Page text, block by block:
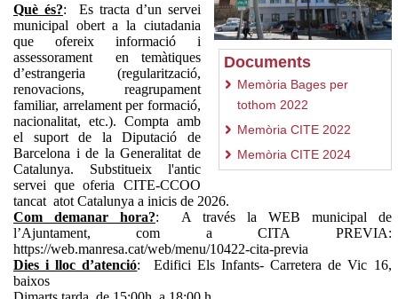
Documents
Memòria Bages per
tothom 2022
Memòria CITE 2022
Memòria CITE 2024
Què és?: Es tracta d’un servei
municipal obert a la ciutadania
que ofereix informació i
assessorament en temàtiques
d’estrangeria (regularització,
renovacions, reagrupament
familiar, arrelament per formació,
nacionalitat, etc.). Compta amb
el suport de la Diputació de
Barcelona i de la Generalitat de
Catalunya. Substitueix l'antic
servei que oferia CITE-CCOO
tancat atot Catalunya a inicis de 2026.
Com demanar hora?: A través la WEB municipal de
l’Ajuntament, com a CITA PREVIA:
https://web.manresa.cat/web/menu/10422-cita-previa
Dies i lloc d’atenció: Edifici Els Infants- Carretera de Vic 16,
baixos